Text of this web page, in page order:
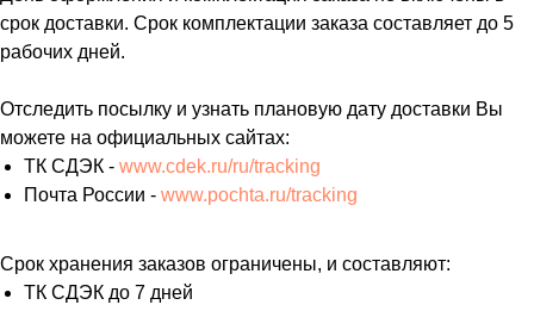
срок доставки. Срок комплектации заказа составляет до 5
рабочих дней.
Отследить посылку и узнать плановую дату доставки Вы
можете на официальных сайтах:
ТК СДЭК - www.cdek.ru/ru/tracking
Почта России - www.pochta.ru/tracking
Срок хранения заказов ограничены, и составляют:
ТК СДЭК до 7 дней